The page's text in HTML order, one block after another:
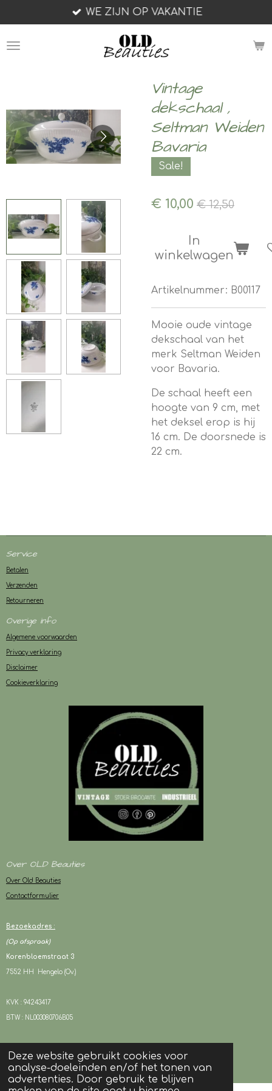
Deze website gebruikt cookies voor
analyse-doeleinden en/of het tonen van
advertenties. Door gebruik te blijven
direct
naar
WE ZIJN OP VAKANTIE
Vintage
dekschaal ,
Seltman Weiden
Bavaria
Sale!
€ 10,00 € 12,50
In
winkelwagen
Artikelnummer: B00117
Mooie oude vintage
dekschaal van het
merk Seltman Weiden
voor Bavaria.
De schaal heeft een
hoogte van 9 cm, met
het deksel erop is hij
16 cm. De doorsnede is
22 cm.
Service
Betalen
Verzenden
Retourneren
Overige info
Algemene voorwaarden
Privacy verklaring
Disclaimer
Cookieverklaring
Over OLD Beauties
Over Old Beauties
Contactformulier
Bezoekadres :
(Op afspraak)
Korenbloemstraat 3
7552 HH Hengelo (Ov.)
KVK : 94243417
BTW : NL003080706B05
© 2024 OLD Beauties I Alle rechten voorbehouden
Powered byJouwWeb